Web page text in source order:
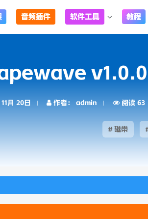
月 20日 作者： admin 阅读 63
# 磁带
音频插件 软件工具 教程